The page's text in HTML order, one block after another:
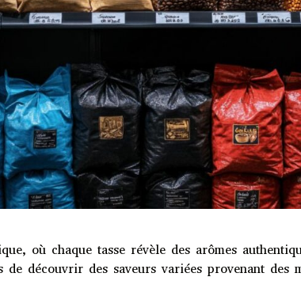
où chaque tasse révèle des arômes
découvrir des saveurs variées provenant des